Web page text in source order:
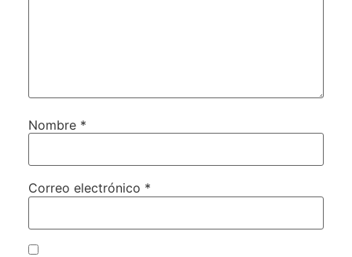
Nombre *
Correo electrónico *